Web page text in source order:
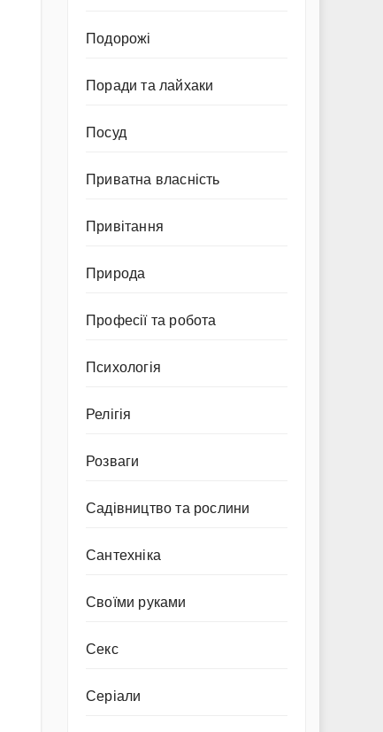
Подорожі
Поради та лайхаки
Посуд
Приватна власність
Привітання
Природа
Професії та робота
Психологія
Релігія
Розваги
Садівництво та рослини
Сантехніка
Своїми руками
Секс
Серіали